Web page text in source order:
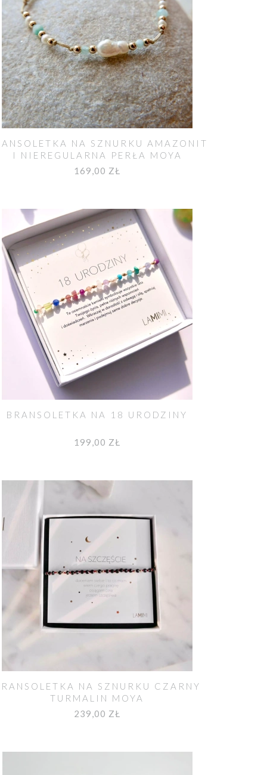
NA SZNURKU AMAZONIT
I NIEREGULARNA PERŁA MOYA
169,00 ZŁ
BRANSOLETKA NA 18 URODZINY
199,00 ZŁ
NA SZNURKU CZARNY
TURMALIN MOYA
239,00 ZŁ